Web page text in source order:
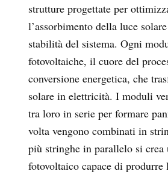
strutture progettate per
l’assorbimento della luce
stabilità del sistema. Ogni
fotovoltaiche, il cuore del
conversione energetica, che
solare in elettricità. I moduli
tra loro in serie per formare
volta vengono combinati in
più stringhe in parallelo si crea
fotovoltaico capace di produrre